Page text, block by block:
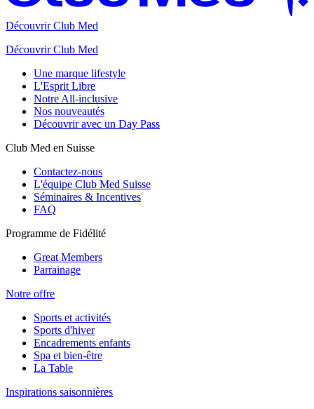
Découvrir Club Med
Découvrir Club Med
Une marque lifestyle
L'Esprit Libre
Notre All-inclusive
Nos nouveautés
Découvrir avec un Day Pass
Club Med en Suisse
Contactez-nous
L'équipe Club Med Suisse
Séminaires & Incentives
FAQ
Programme de Fidélité
Great Members
Parrainage
Notre offre
Sports et activités
Sports d'hiver
Encadrements enfants
Spa et bien-être
La Table
Inspirations saisonnières